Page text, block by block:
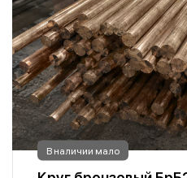
В наличии мало